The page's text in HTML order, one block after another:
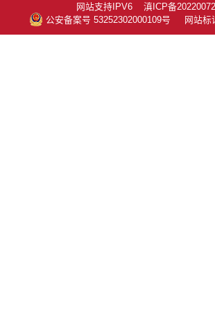
网站支持IPV6
滇ICP备
公安备案号 53252302000109号
网站标